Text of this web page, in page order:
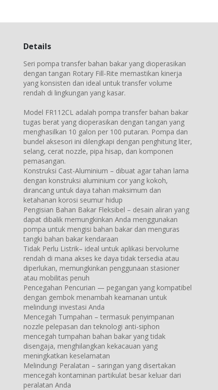
Details
Seri pompa transfer bahan bakar yang dioperasikan
dengan tangan Rotary Fill-Rite memastikan kinerja
yang konsisten dan ideal untuk transfer volume
rendah di lingkungan yang kasar.
Model FR112CL adalah pompa transfer bahan bakar
tugas berat yang dioperasikan dengan tangan yang
menghasilkan 10 galon per 100 putaran. Pompa dan
bundel aksesori ini dilengkapi dengan penghitung liter,
selang, cerat nozzle, pipa hisap, dan komponen
pemasangan.
Konstruksi Cast-Aluminium – dibuat agar tahan lama
dengan konstruksi aluminium cor yang kokoh,
dirancang untuk daya tahan maksimum dan
ketahanan korosi seumur hidup
Pengisian Bahan Bakar Fleksibel – desain aliran yang
dapat dibalik memungkinkan Anda menggunakan
pompa untuk mengisi bahan bakar dan menguras
tangki bahan bakar kendaraan
Tidak Perlu Listrik– ideal untuk aplikasi bervolume
rendah di mana akses ke daya tidak tersedia atau
diperlukan, memungkinkan penggunaan stasioner
atau mobilitas penuh
Pencegahan Pencurian — pegangan yang kompatibel
dengan gembok menambah keamanan untuk
melindungi investasi Anda
Mencegah Tumpahan – termasuk penyimpanan
nozzle pelepasan dan teknologi anti-siphon
mencegah tumpahan bahan bakar yang tidak
disengaja, menghilangkan kekacauan yang
meningkatkan keselamatan
Melindungi Peralatan – saringan yang disertakan
mencegah kontaminan partikulat besar keluar dari
peralatan Anda